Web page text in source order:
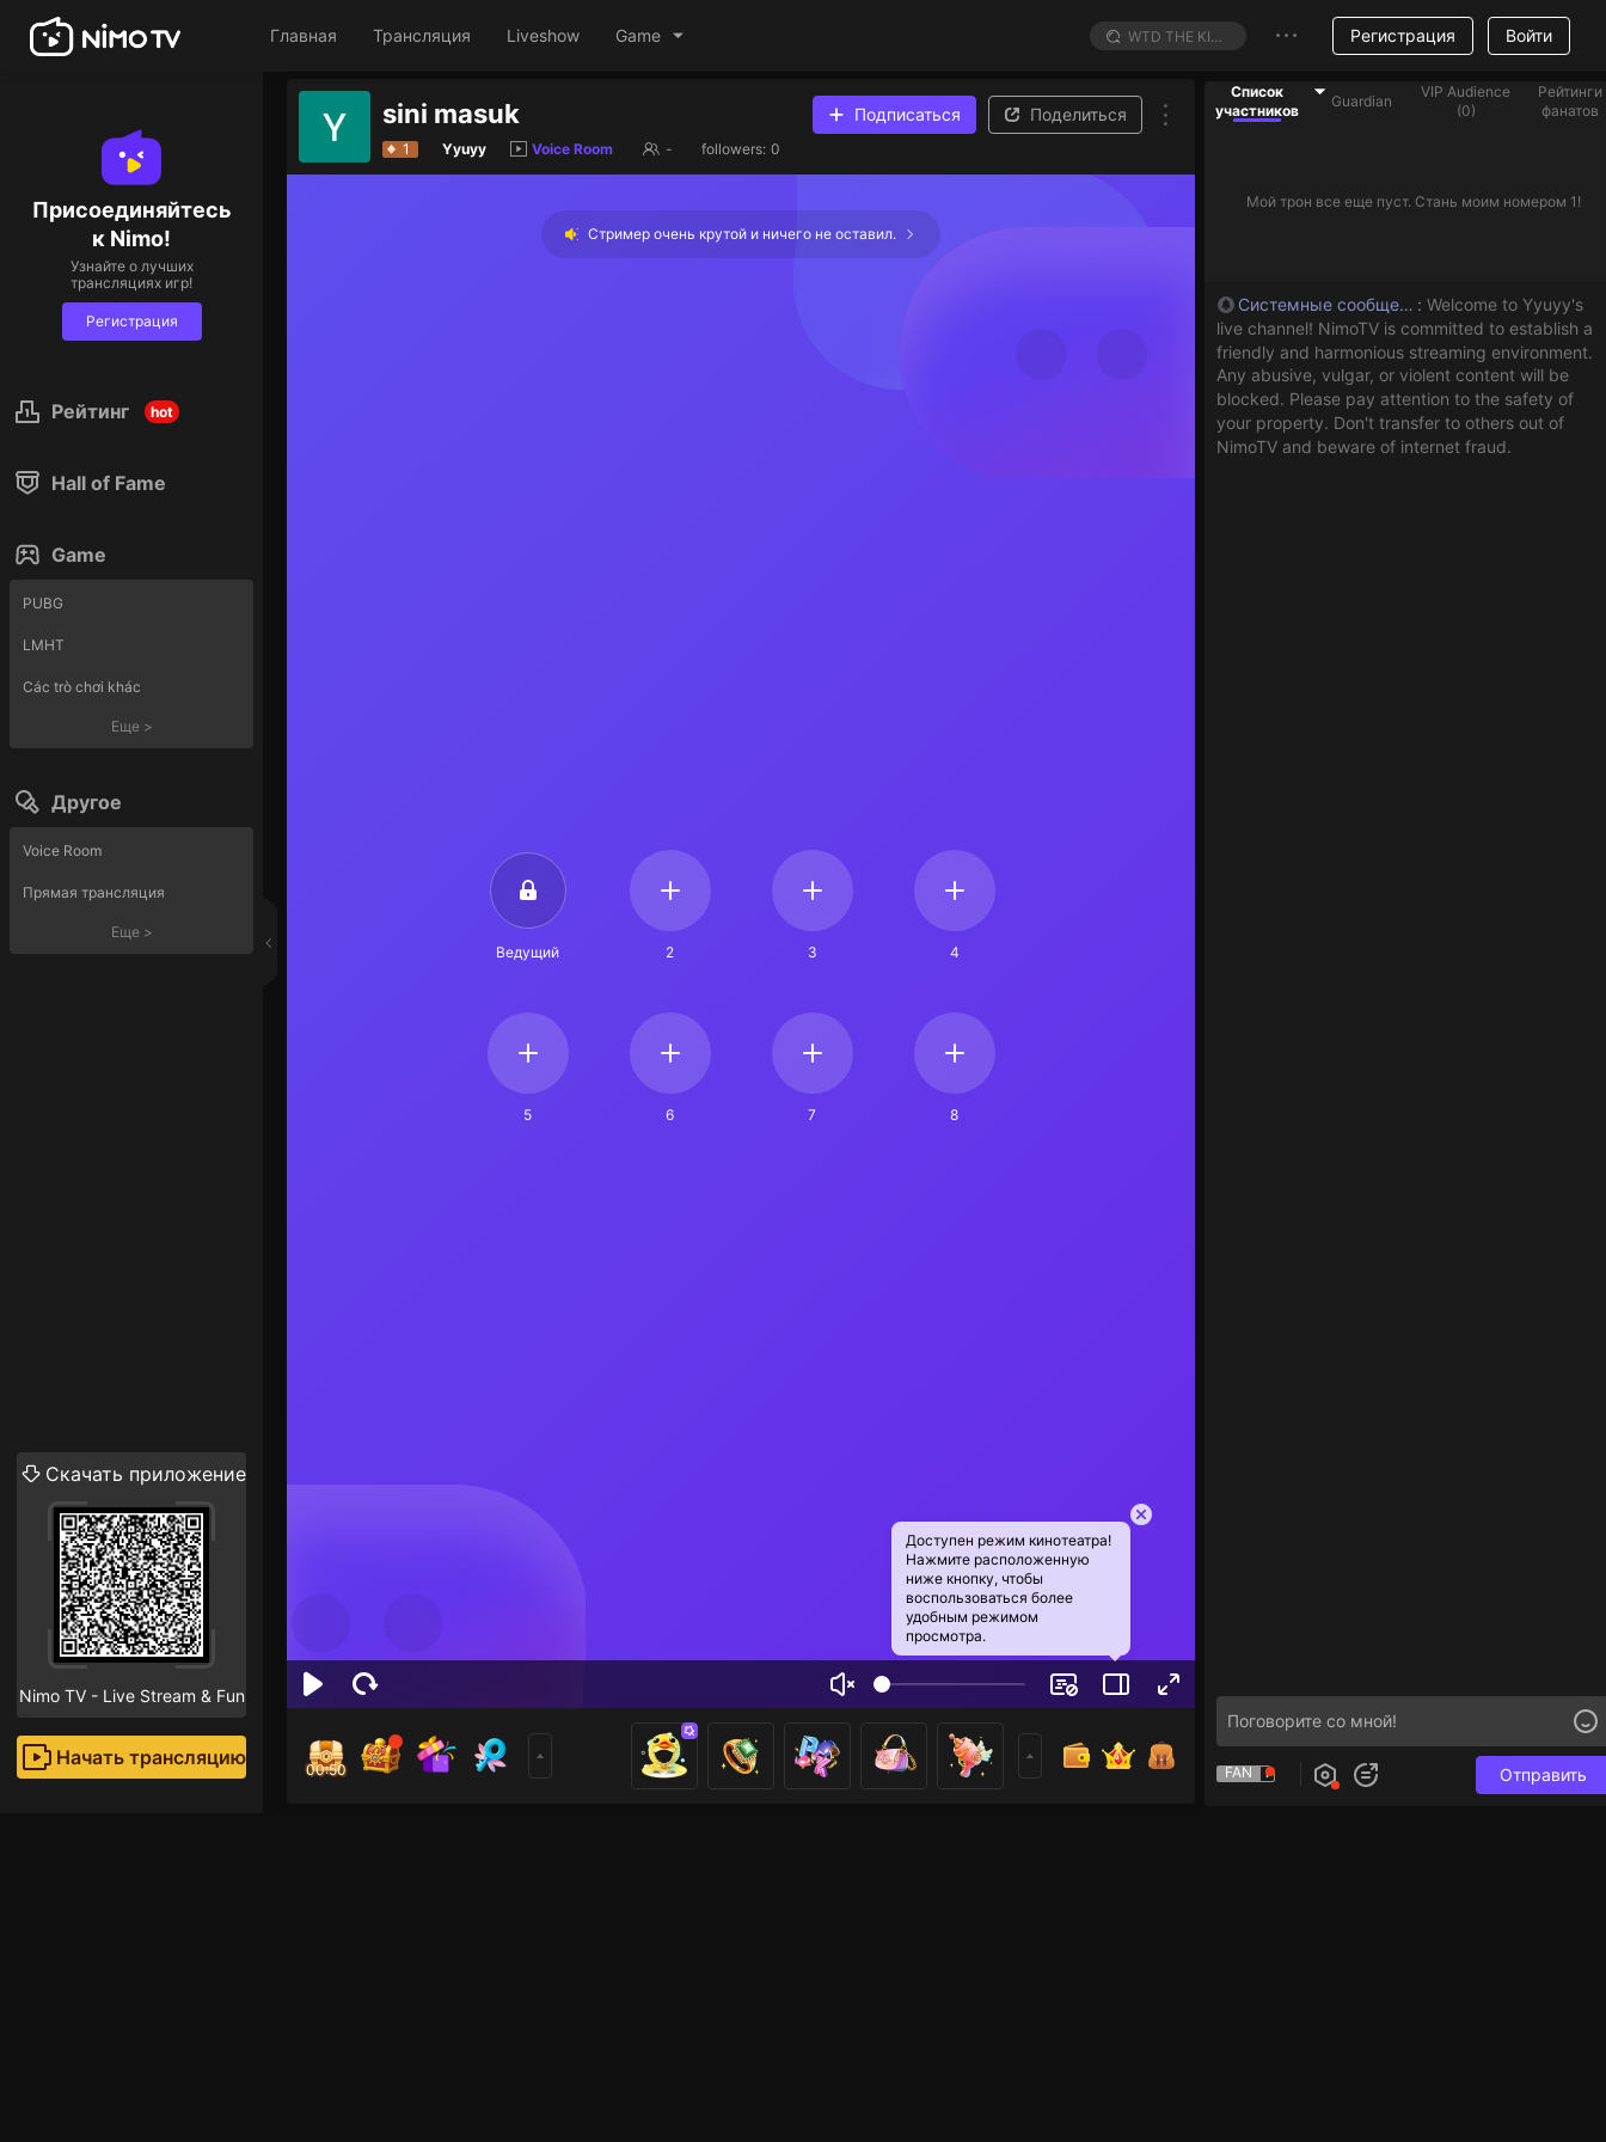
Главная Трансляция Liveshow Game Регистрация Войти
Присоединяйтесь
к Nimo!
Узнайте о лучших
трансляциях игр!
Регистрация
Рейтинг hot
Hall of Fame
Game
PUBG
LMHT
Các trò chơi khác
Еще>
Другое
Voice Room
Прямая трансляция
Еще>
Скачать приложение
Nimo TV - Live Stream & Fun
Начать трансляцию
sini masuk Подписаться Поделиться
1 Yyuyy Voice Room - followers: 0
Доступен режим кинотеатра!
Нажмите расположенную
ниже кнопку, чтобы
воспользоваться более
удобным режимом
просмотра.
Стример очень крутой и ничего не оставил.
Ведущий 2 3 4
5 6 7 8
00:50
Список
участников
Guardian
VIP Audience
(0)
Рейтинги
фанатов
Мой трон все еще пуст. Стань моим номером 1!
Системные сообщения : Welcome to Yyuyy's
live channel! NimoTV is committed to establish a
friendly and harmonious streaming environment.
Any abusive, vulgar, or violent content will be
blocked. Please pay attention to the safety of
your property. Don't transfer to others out of
NimoTV and beware of internet fraud.
FAN Отправить